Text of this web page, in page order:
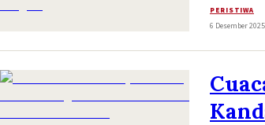
PERISTIWA
6 Desember 2025